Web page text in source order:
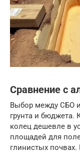
Сравнение с
Выбор между СБО
грунта и бюджета.
колец дешевле в
площадей для
глинистых